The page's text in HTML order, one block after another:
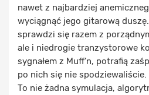
nawet z najbardziej
wyciągnąć jego gitarową
sprawdzi się razem z
ale i niedrogie tranzystorowe
sygnałem z Muff’n, potrafią
po nich się nie
To nie żadna symulacja,